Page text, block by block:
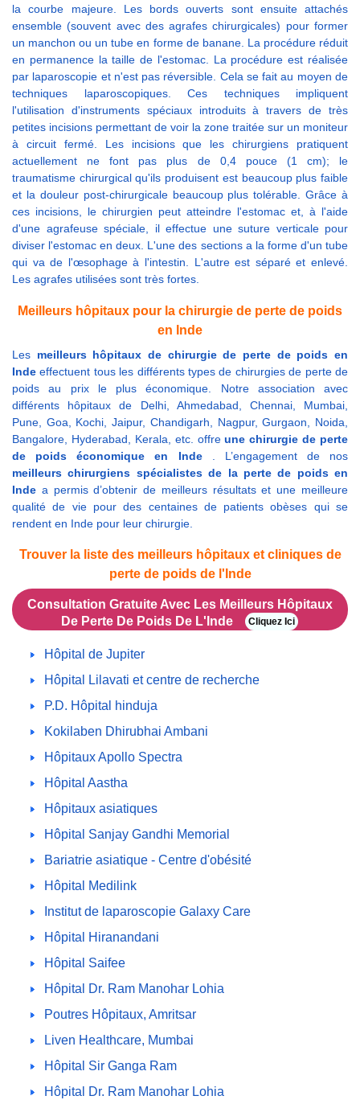
la courbe majeure. Les bords ouverts sont ensuite attachés
ensemble (souvent avec des agrafes chirurgicales) pour former
un manchon ou un tube en forme de banane. La procédure réduit
en permanence la taille de l'estomac. La procédure est réalisée
par laparoscopie et n'est pas réversible. Cela se fait au moyen de
techniques laparoscopiques. Ces techniques impliquent
l'utilisation d'instruments spéciaux introduits à travers de très
petites incisions permettant de voir la zone traitée sur un moniteur
à circuit fermé. Les incisions que les chirurgiens pratiquent
actuellement ne font pas plus de 0,4 pouce (1 cm); le
traumatisme chirurgical qu'ils produisent est beaucoup plus faible
et la douleur post-chirurgicale beaucoup plus tolérable. Grâce à
ces incisions, le chirurgien peut atteindre l'estomac et, à l'aide
d'une agrafeuse spéciale, il effectue une suture verticale pour
diviser l'estomac en deux. L'une des sections a la forme d'un tube
qui va de l'œsophage à l'intestin. L'autre est séparé et enlevé.
Les agrafes utilisées sont très fortes.
Meilleurs hôpitaux pour la chirurgie de perte de poids
en Inde
Les meilleurs hôpitaux de chirurgie de perte de poids en
Indeeffectuent tous les différents types de chirurgies de perte de
poids au prix le plus économique. Notre association avec
différents hôpitaux de Delhi, Ahmedabad, Chennai, Mumbai,
Pune, Goa, Kochi, Jaipur, Chandigarh, Nagpur, Gurgaon, Noida,
Bangalore, Hyderabad, Kerala, etc. offreune chirurgie de perte
de poids économique en Inde
. L’engagement de nos
meilleurs chirurgiens spécialistes de la perte de poids en
Inde a permis d’obtenir de meilleurs résultats et une meilleure
qualité de vie pour des centaines de patients obèses qui se
rendent en Inde pour leur chirurgie.
Trouver la liste des meilleurs hôpitaux et cliniques de
perte de poids de l'Inde
Consultation Gratuite Avec Les Meilleurs Hôpitaux
De Perte De Poids De L'Inde
Cliquez Ici
Hôpital de Jupiter
Hôpital Lilavati et centre de recherche
P.D. Hôpital hinduja
Kokilaben Dhirubhai Ambani
Hôpitaux Apollo Spectra
Hôpital Aastha
Hôpitaux asiatiques
Hôpital Sanjay Gandhi Memorial
Bariatrie asiatique - Centre d'obésité
Hôpital Medilink
Institut de laparoscopie Galaxy Care
Hôpital Hiranandani
Hôpital Saifee
Hôpital Dr. Ram Manohar Lohia
Poutres Hôpitaux, Amritsar
Liven Healthcare, Mumbai
Hôpital Sir Ganga Ram
Hôpital Dr. Ram Manohar Lohia